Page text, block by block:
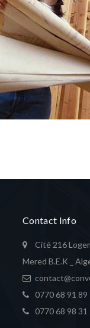
Contact Info
Cité 216
Mered B.E.K _
0770 68 91 89
0770 68 98 31